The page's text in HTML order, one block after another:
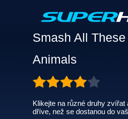
Smash All These
Animals
Klikejte na různé druhy zvířat
dříve, než se dostanou do